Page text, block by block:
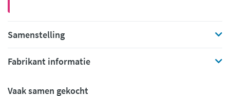
Samenstelling
Fabrikant informatie
Vaak samen gekocht